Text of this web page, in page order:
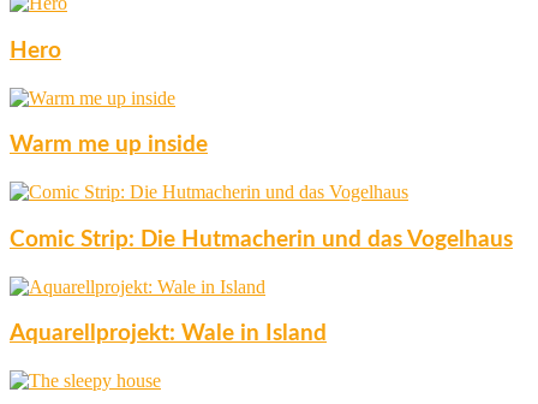
Hero
Warm me up inside
Comic Strip: Die Hutmacherin und das Vogelhaus
Aquarellprojekt: Wale in Island